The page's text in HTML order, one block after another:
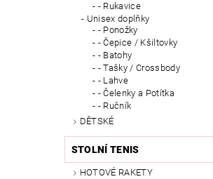
- Rukavice
Unisex doplňky
- Ponožky
- Čepice / Kšiltovky
- Batohy
- Tašky / Crossbody
- Lahve
- Čelenky a Potítka
- Ručník
DĚTSKÉ
STOLNÍ TENIS
HOTOVÉ RAKETY